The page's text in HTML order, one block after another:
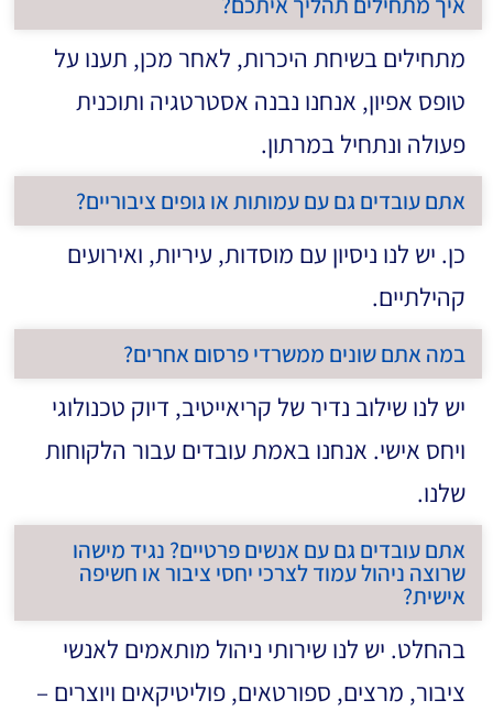
מתחילים בשיחת היכרות, לאחר מכן, תענו על
טופס אפיון, אנחנו נבנה אסטרטגיה ותוכנית
פעולה ונתחיל במרתון.
אתם עובדים גם עם עמותות או גופים ציבוריים?
כן. יש לנו ניסיון עם מוסדות, עיריות, ואירועים
קהילתיים.
במה אתם שונים ממשרדי פרסום אחרים?
יש לנו שילוב נדיר של קריאייטיב, דיוק טכנולוגי
ויחס אישי. אנחנו באמת עובדים עבור הלקוחות
שלנו.
אתם עובדים גם עם אנשים פרטיים? נגיד מישהו
שרוצה ניהול עמוד לצרכי יחסי ציבור או חשיפה
אישית?
בהחלט. יש לנו שירותי ניהול מותאמים לאנשי
ציבור, מרצים, ספורטאים, פוליטיקאים ויוצרים –